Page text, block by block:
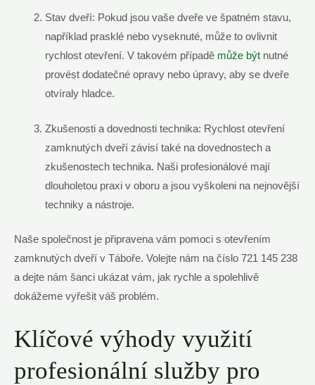
Stav ⁢dveří: Pokud ⁢jsou vaše dveře ve špatném stavu,
například prasklé nebo vyseknuté, může to ovlivnit
rychlost otevření. V takovém případě⁤ může býtnutné
provést dodatečné opravy nebo‍ úpravy, aby se dveře
otvíraly⁢ hladce.
Zkušenosti​ a dovednosti technika: Rychlost otevření
zamknutých dveří závisí také na dovednostech​ a
zkušenostech technika. Naši profesionálové mají
dlouholetou praxi v ⁣oboru a jsou​ vyškoleni na nejnovější
techniky a nástroje.
Naše společnost je připravena vám pomoci s otevřením
zamknutých​ dveří v Táboře. Volejte ⁢nám ​na číslo 721 145 238
‍a dejte ‍nám šanci ukázat vám, jak rychle a spolehlivě
dokážeme⁣ vyřešit váš problém.
Klíčové výhody využití
profesionální služby pro